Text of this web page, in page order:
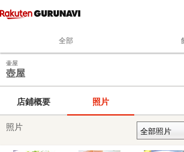
全部
壷屋
壺屋
店鋪概要 照片
照片